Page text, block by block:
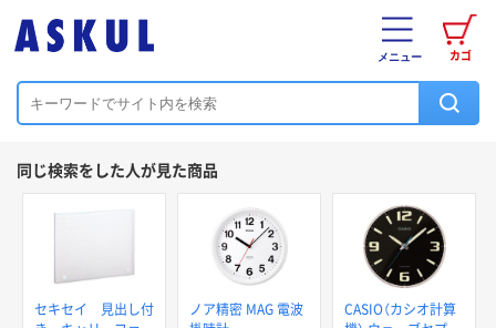
カゴ
メニュー
同じ検索をした人が見た商品
セキセイ 見出し付
ノア精密 MAG 電波
CASIO（カシオ計算